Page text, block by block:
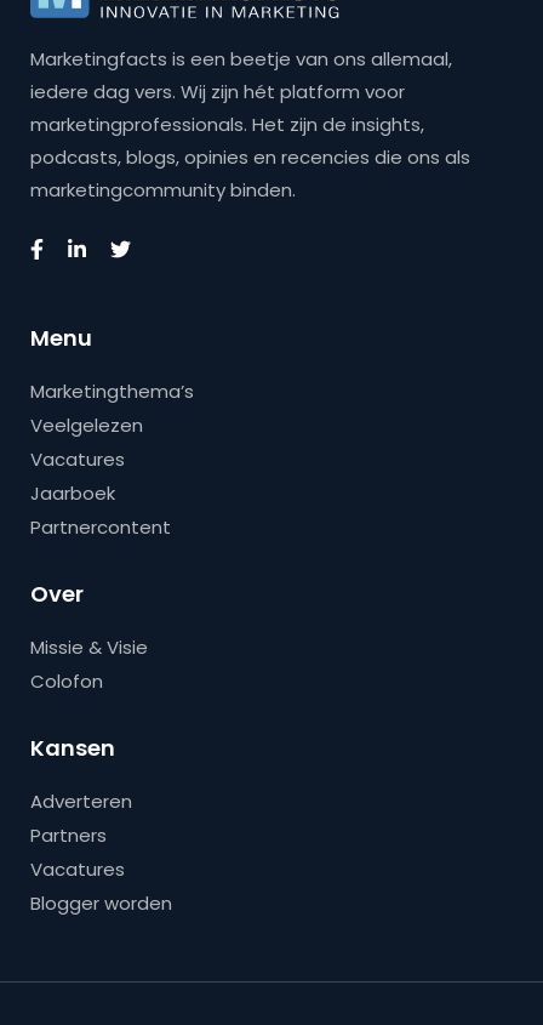
Marketingfacts is een beetje van ons allemaal,
iedere dag vers. Wij zijn hét platform voor
marketingprofessionals. Het zijn de insights,
podcasts, blogs, opinies en recencies die ons als
marketingcommunity binden.
Menu
Marketingthema’s
Veelgelezen
Vacatures
Jaarboek
Partnercontent
Over
Missie & Visie
Colofon
Kansen
Adverteren
Partners
Vacatures
Blogger worden